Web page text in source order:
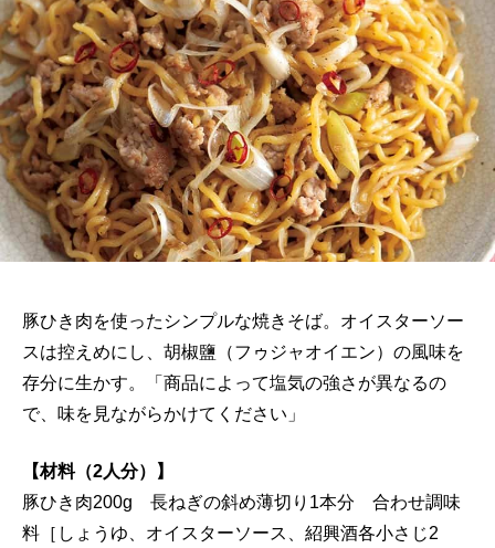
豚ひき肉を使ったシンプルな焼きそば。オイスターソー
スは控えめにし、胡椒鹽（フゥジャオイエン）の風味を
存分に生かす。「商品によって塩気の強さが異なるの
で、味を見ながらかけてください」
【材料（2人分）】
豚ひき肉200g 長ねぎの斜め薄切り1本分 合わせ調味
料［しょうゆ、オイスターソース、紹興酒各小さじ2